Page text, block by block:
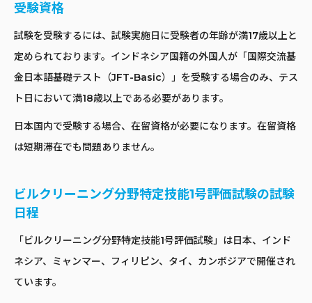
受験資格
試験を受験するには、試験実施日に受験者の年齢が満17歳以上と
定められております。インドネシア国籍の外国人が「国際交流基
金日本語基礎テスト（JFT-Basic）」を受験する場合のみ、テス
ト日において満18歳以上である必要があります。
日本国内で受験する場合、在留資格が必要になります。在留資格
は短期滞在でも問題ありません。
ビルクリーニング分野特定技能1号評価試験の試験
日程
「ビルクリーニング分野特定技能1号評価試験」は日本、インド
ネシア、ミャンマー、フィリピン、タイ、カンボジアで開催され
ています。